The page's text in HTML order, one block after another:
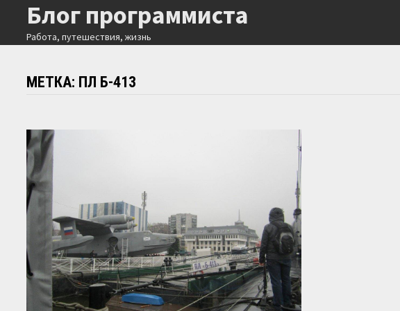
Перейти
содержимому
Блог программиста
Работа, путешествия, жизнь
МЕТКА: ПЛ Б-413